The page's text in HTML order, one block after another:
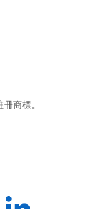
商標。